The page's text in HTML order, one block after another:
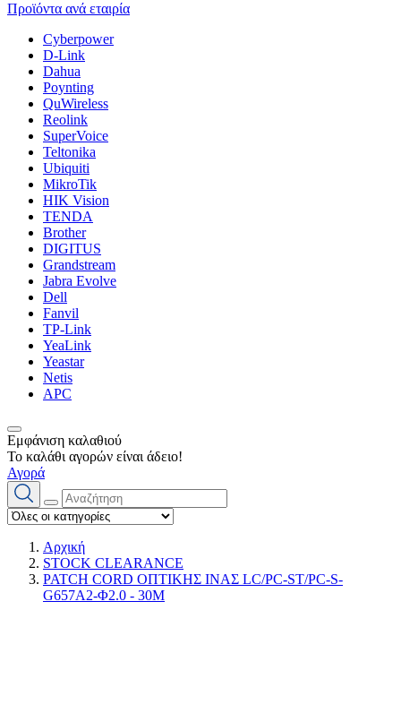
Προϊόντα ανά εταιρία
Cyberpower
D-Link
Dahua
Poynting
QuWireless
Reolink
SuperVoice
Teltonika
Ubiquiti
MikroTik
HIK Vision
TENDA
Brother
DIGITUS
Grandstream
Jabra Evolve
Dell
Fanvil
TP-Link
YeaLink
Yeastar
Netis
APC
Εμφάνιση καλαθιού
Το καλάθι αγορών είναι άδειο!
Αγορά
Αρχική
STOCK CLEARANCE
PATCH CORD ΟΠΤΙΚΗΣ ΙΝΑΣ LC/PC-ST/PC-S-
G657A2-Φ2.0 - 30M